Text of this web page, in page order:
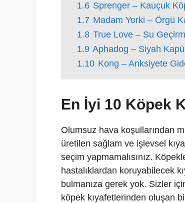
1.6 Sprenger – Kauçuk
1.7 Madam Yorki – Örgü
1.8 True Love – Su
1.9 Aphadog – Siyah
1.10 Kong – Anksiyete
En İyi 10 Köpek
Olumsuz hava koşullarından
üretilen sağlam ve işlevsel
seçim yapmamalısınız.
hastalıklardan koruyabilecek
bulmanıza gerek yok. Sizler
köpek kıyafetlerinden oluşan